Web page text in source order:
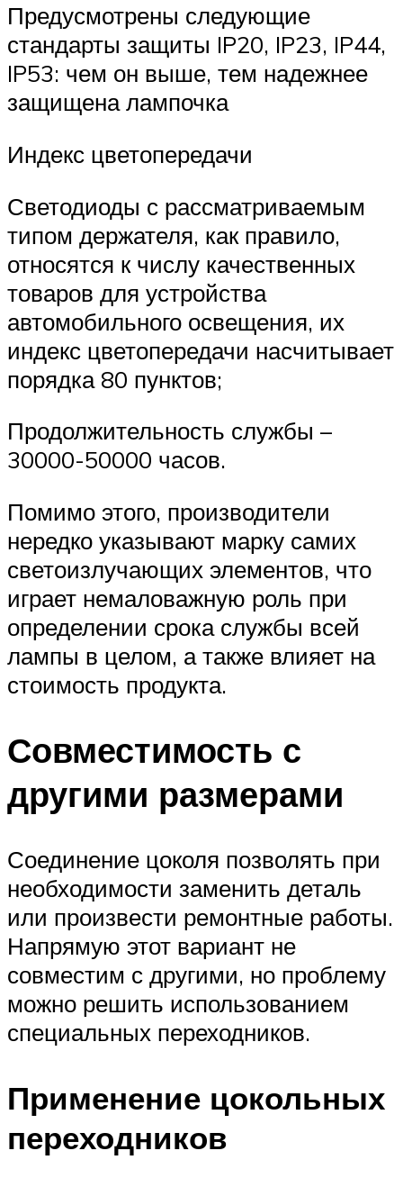
Предусмотрены следующие
стандарты защиты IP20, IP23, IP44,
IP53: чем он выше, тем надежнее
защищена лампочка
Индекс цветопередачи
Светодиоды с рассматриваемым
типом держателя, как правило,
относятся к числу качественных
товаров для устройства
автомобильного освещения, их
индекс цветопередачи насчитывает
порядка 80 пунктов;
Продолжительность службы –
30000-50000 часов.
Помимо этого, производители
нередко указывают марку самих
светоизлучающих элементов, что
играет немаловажную роль при
определении срока службы всей
лампы в целом, а также влияет на
стоимость продукта.
Совместимость с
другими размерами
Соединение цоколя позволять при
необходимости заменить деталь
или произвести ремонтные работы.
Напрямую этот вариант не
совместим с другими, но проблему
можно решить использованием
специальных переходников.
Применение цокольных
переходников